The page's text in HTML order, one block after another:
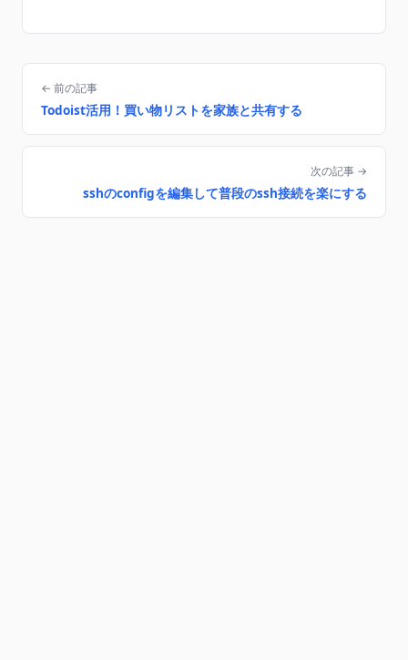
← 前の記事
Todoist活用！買い物リストを家族と共有する
次の記事 →
sshのconfigを編集して普段のssh接続を楽にする